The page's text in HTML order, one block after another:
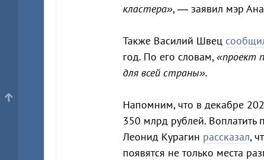
кластера», — заявил мэр
Также Василий Швец
год. По его словам,«проект
для всей страны».
Напомним, что в декабре
350 млрд рублей. Воплатить
Леонид Курагин рассказал,
появятся не только места